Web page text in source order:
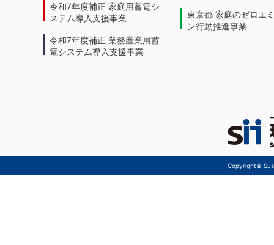
令和7年度補正 家庭用蓄電シ
ステム導入支援事業
令和7年度補正 業務産業用蓄
電システム導入支援事業
東京都 家庭のゼロエ
ン行動推進事業
Copyright©